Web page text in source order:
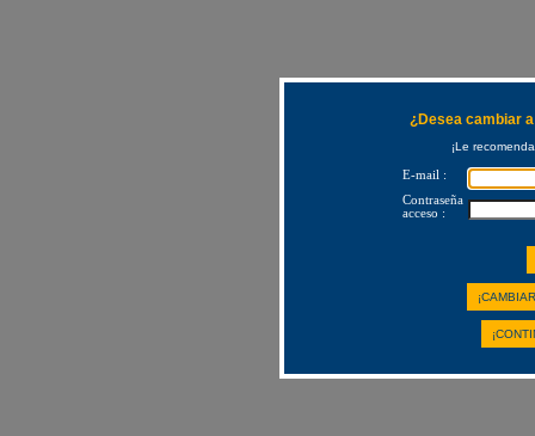
¿Desea cambiar
¡Le
E-mail :
Contraseña
acceso :